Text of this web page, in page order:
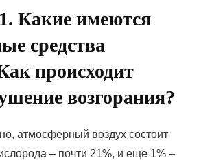
Какие имеются
средства
происходит
возгорания?
атмосферный воздух состоит
– почти 21%, и еще 1% –